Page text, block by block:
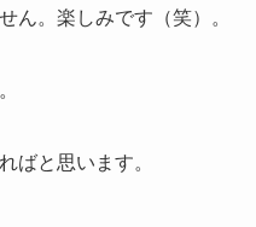
。楽しみです（笑）。
と思います。